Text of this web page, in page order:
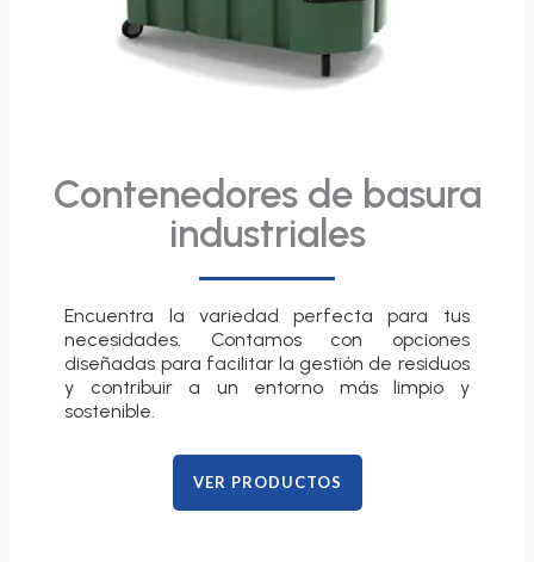
Contenedores de basura
industriales
Encuentra la variedad perfecta para tus
necesidades. Contamos con opciones
diseñadas para facilitar la gestión de residuos
y contribuir a un entorno más limpio y
sostenible.
VER PRODUCTOS